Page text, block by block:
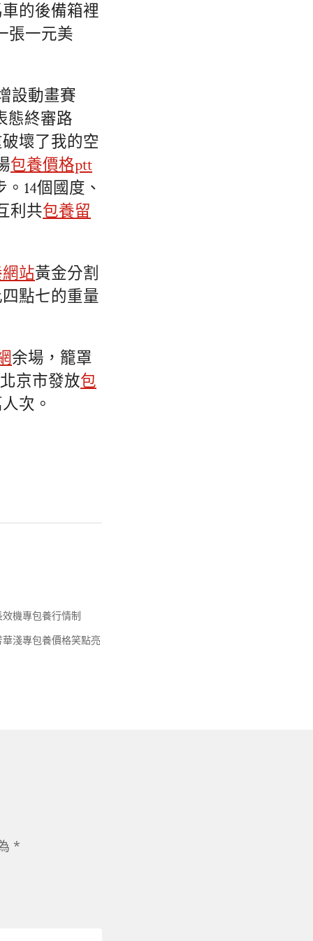
的後備箱裡
張一元美
設動畫賽
態終審路
壞了我的空
包養價格ptt
14個國度、
利共包養留
站黃金分割
點七的重量
余場，籠罩
京市發放包
次。
機專包養行情制
華淺專包養價格笑點亮
*